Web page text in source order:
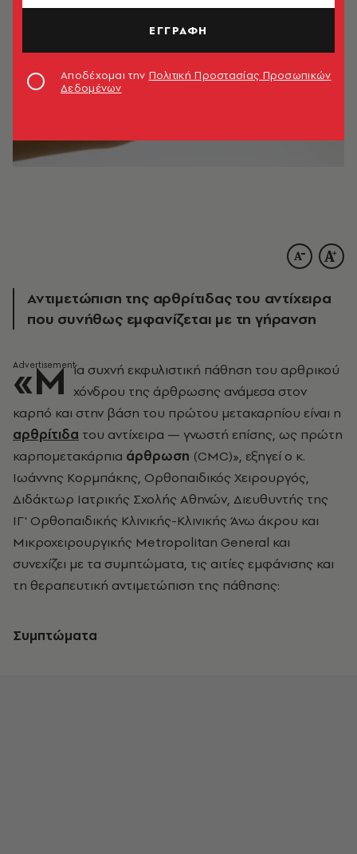
Αντιμετώπιση της αρθρίτιδας του αντίχειρα
που συνήθως εμφανίζεται με τη γήρανση
«Μ ία συχνή εκφυλιστική πάθηση του αρθρικού
χόνδρου της άρθρωσης ανάμεσα στον
καρπό και στην βάση του πρώτου μετακαρπίου είναι η
αρθρίτιδα του αντίχειρα — γνωστή επίσης, ως πρώτη
καρπομετακάρπια άρθρωση (CMC)», εξηγεί ο κ.
Ιωάννης Κορμπάκης, Ορθοπαιδικός Χειρουργός,
Διδάκτωρ Ιατρικής Σχολής Αθηνών, Διευθυντής της
ΙΓ' Ορθοπαιδικής Κλινικής-Κλινικής Άνω άκρου και
Μικροχειρουργικής Metropolitan General και
συνεχίζει με τα συμπτώματα, τις αιτίες εμφάνισης και
τη θεραπευτική αντιμετώπιση της πάθησης:
Συμπτώματα
ΕΓΓΡΑΦΗ
Αποδέχομαι την Πολιτική Προστασίας Προσωπικών
Δεδομένων